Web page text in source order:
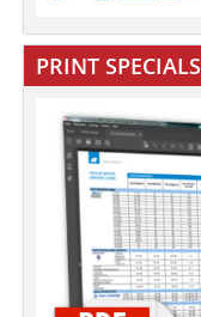
PRINT SPECIALS